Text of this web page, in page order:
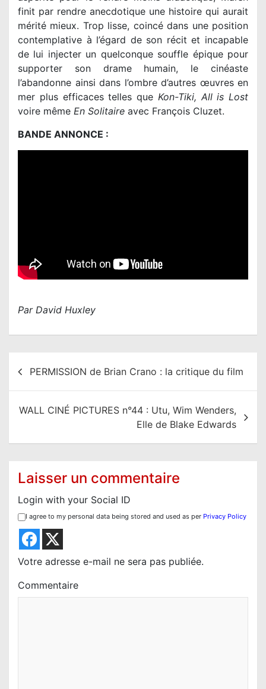
finit par rendre anecdotique une histoire qui aurait
mérité mieux. Trop lisse, coincé dans une position
contemplative à l’égard de son récit et incapable
de lui injecter un quelconque souffle épique pour
supporter son drame humain, le cinéaste
l’abandonne ainsi dans l’ombre d’autres œuvres en
mer plus efficaces telles que Kon-Tiki, All is Lost
voire même En Solitaire avec François Cluzet.
BANDE ANNONCE :
Par David Huxley
v
PERMISSION de Brian Crano : la critique du film
WALL CINÉ PICTURES n°44 : Utu, Wim Wenders,
Elle de Blake Edwards
Laisser un commentaire
Login with your Social ID
I agree to my personal data being stored and used as per Privacy Policy
Votre adresse e-mail ne sera pas publiée.
Commentaire